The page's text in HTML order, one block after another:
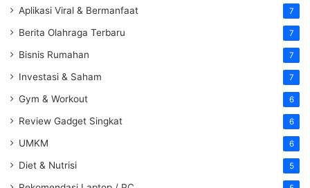
Aplikasi Viral & Bermanfaat 7
Berita Olahraga Terbaru 7
Bisnis Rumahan 7
Investasi & Saham 7
Gym & Workout 6
Review Gadget Singkat 6
UMKM 6
Diet & Nutrisi 5